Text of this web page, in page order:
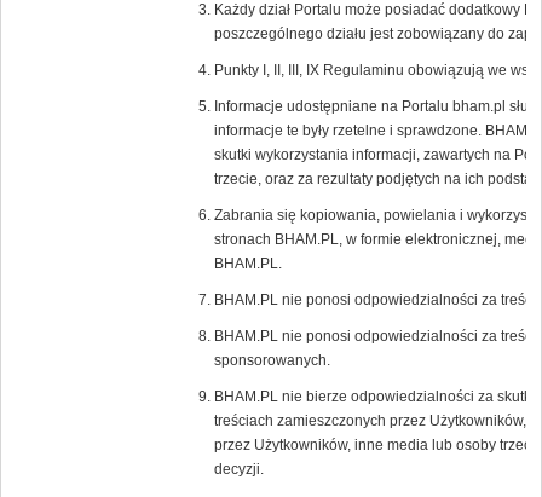
Każdy dział Portalu może posiadać dodatkowy
poszczególnego działu jest zobowiązany do
Punkty I, II, III, IX Regulaminu obowiązują we
Informacje udostępniane na Portalu bham.pl
informacje te były rzetelne i sprawdzone.
skutki wykorzystania informacji, zawartych na
trzecie, oraz za rezultaty podjętych na ich
Zabrania się kopiowania, powielania i
stronach BHAM.PL, w formie elektronicznej,
BHAM.PL.
BHAM.PL nie ponosi odpowiedzialności za
BHAM.PL nie ponosi odpowiedzialności za treści
sponsorowanych.
BHAM.PL nie bierze odpowiedzialności za
treściach zamieszczonych przez Użytkowników,
przez Użytkowników, inne media lub osoby
decyzji.